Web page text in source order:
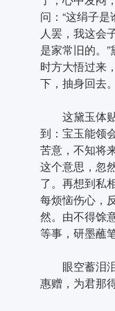
问：“这绢子
人罢，我这会
是家常旧的。
时方大悟过来
下，抽身回去
这黛玉体贴
到：宝玉能领
苦意，不知将
这个意思，忽
了。再想到私
每烦恼伤心，
然。由不得馀
等事，研墨蘸
眼空蓄泪泪
惠赠，为君那